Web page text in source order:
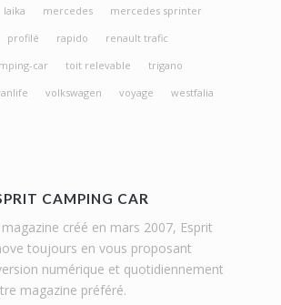
laika mercedes
mercedes sprinter
profilé rapido
renault trafic
car
toit relevable
trigano
volkswagen voyage westfalia
CAMPING CAR
créé en mars 2007, Esprit
toujours en vous proposant
numérique et quotidiennement
magazine préféré.